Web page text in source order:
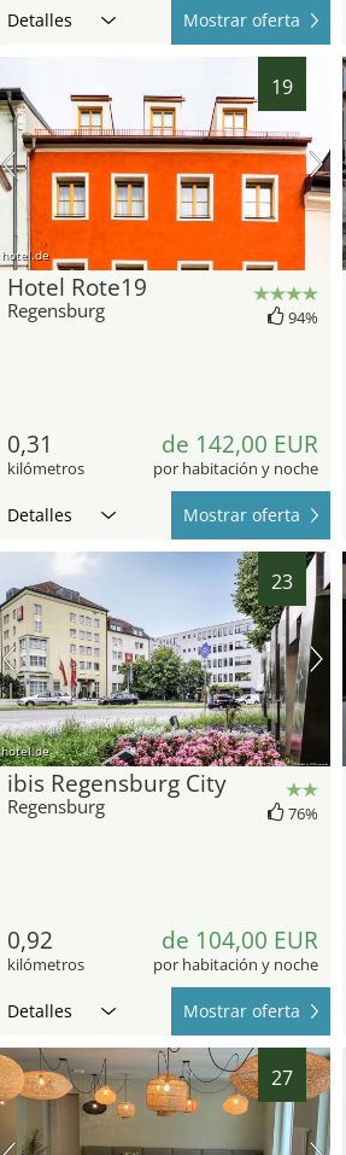
Detalles Mostrar oferta
19
hotel.de
Hotel Rote19
Regensburg 94%
0,31
kilómetros
de 142,00 EUR
por habitación y noche
Detalles Mostrar oferta
23
hotel.de
ibis Regensburg City
Regensburg 76%
0,92
kilómetros
de 104,00 EUR
por habitación y noche
Detalles Mostrar oferta
27